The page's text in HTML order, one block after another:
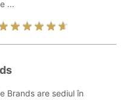
...
Brands are sediul în